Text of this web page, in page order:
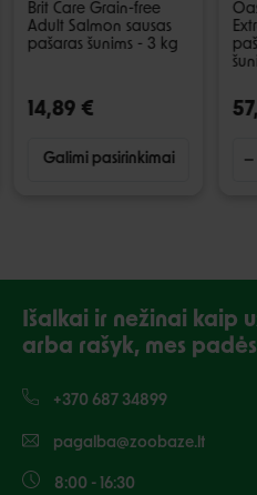
Brit Care Grain-free
Adult Salmon sausas
pašaras šunims - 3 kg
14,89 €
Galimi pasirinkimai
Išalkai ir nežinai kaip
arba rašyk, mes
+370 687 34899
pagalba@zoobaze.lt
8:00 - 16:30